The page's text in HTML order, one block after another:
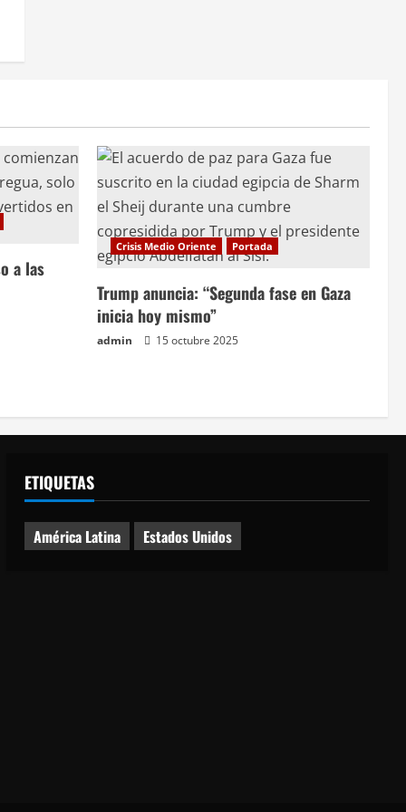
a las
Crisis Medio Oriente Portada
Trump anuncia: “Segunda fase en Gaza
inicia hoy mismo”
admin 15 octubre 2025
ETIQUETAS
América Latina Estados Unidos